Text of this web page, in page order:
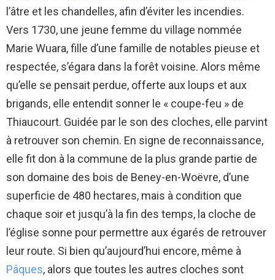
l’âtre et les chandelles, afin d’éviter les incendies.
Vers 1730, une jeune femme du village nommée
Marie Wuara, fille d’une famille de notables pieuse et
respectée, s’égara dans la forêt voisine. Alors même
qu’elle se pensait perdue, offerte aux loups et aux
brigands, elle entendit sonner le « coupe-feu » de
Thiaucourt. Guidée par le son des cloches, elle parvint
à retrouver son chemin. En signe de reconnaissance,
elle fit don à la commune de la plus grande partie de
son domaine des bois de Beney-en-Woëvre, d’une
superficie de 480 hectares, mais à condition que
chaque soir et jusqu’à la fin des temps, la cloche de
l’église sonne pour permettre aux égarés de retrouver
leur route. Si bien qu’aujourd’hui encore, même à
Pâques, alors que toutes les autres cloches sont